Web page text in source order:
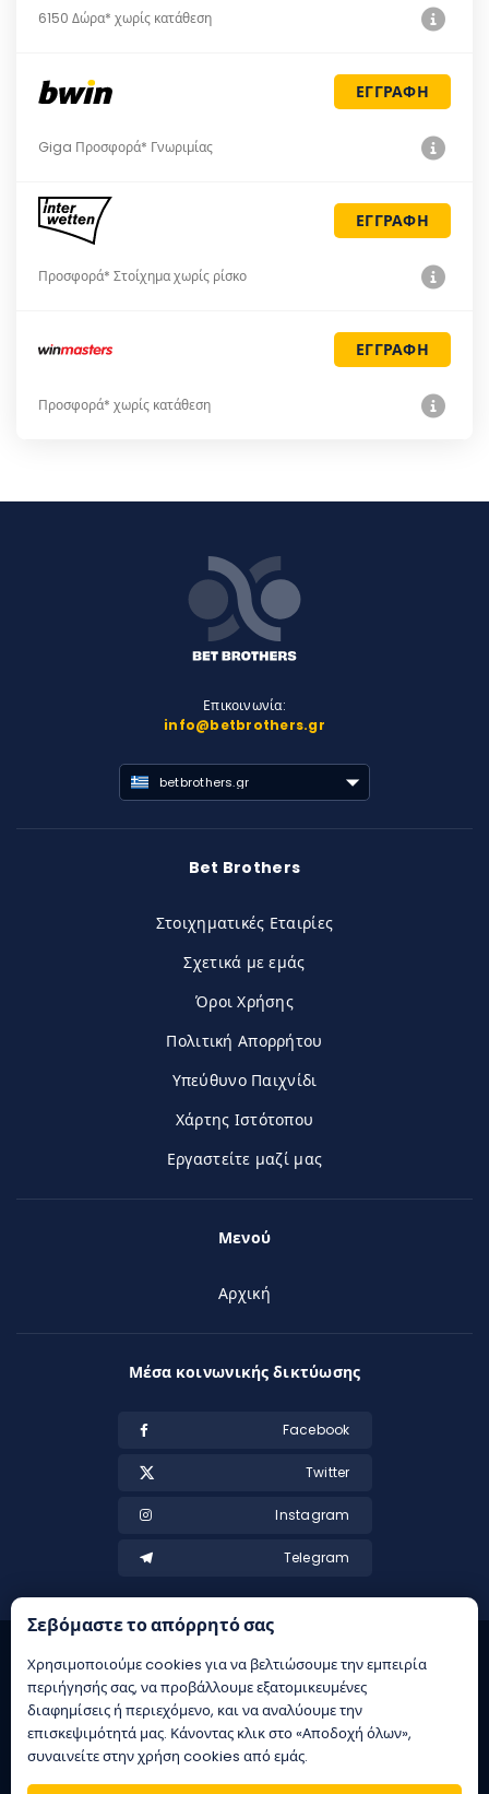
6150 Δώρα* χωρίς κατάθεση
ΕΓΓΡΑΦΗ
Giga Προσφορά* Γνωριμίας
ΕΓΓΡΑΦΗ
Προσφορά* Στοίχημα χωρίς ρίσκο
ΕΓΓΡΑΦΗ
Προσφορά* χωρίς κατάθεση
Επικοινωνία:
info@betbrothers.gr
betbrothers.gr
Bet Brothers
Στοιχηματικές Εταιρίες
Σχετικά με εμάς
Όροι Χρήσης
Πολιτική Απορρήτου
Υπεύθυνο Παιχνίδι
Χάρτης Ιστότοπου
Εργαστείτε μαζί μας
Μενού
Αρχική
Μέσα κοινωνικής δικτύωσης
Facebook
Twitter
Instagram
Telegram
Σεβόμαστε το απόρρητό σας
Χρησιμοποιούμε cookies για να βελτιώσουμε την εμπειρία
περιήγησής σας, να προβάλλουμε εξατομικευμένες
διαφημίσεις ή περιεχόμενο, και να αναλύουμε την
επισκεψιμότητά μας. Κάνοντας κλικ στο «Αποδοχή όλων»,
συναινείτε στην χρήση cookies από εμάς.